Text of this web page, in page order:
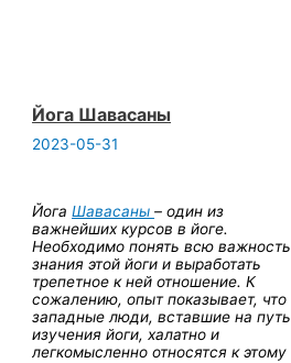
Йога Шавасаны
2023-05-31
ЙогаШавасаны– один из
важнейших курсов в йоге.
Необходимо понять всю важность
знания этой йоги и выработать
трепетное к ней отношение. К
сожалению, опыт показывает, что
западные люди, вставшие на путь
изучения йоги, халатно и
легкомысленно относятся к этому